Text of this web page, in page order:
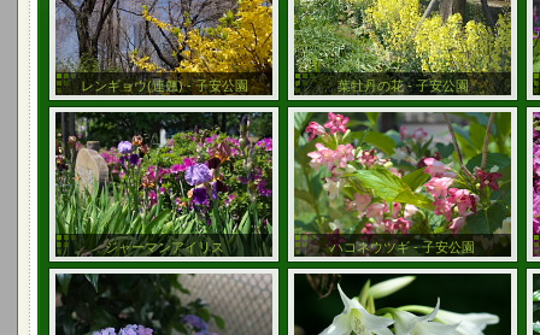
レンギョウ(連翹) - 子安公園 葉牡丹の花 - 子安公園
ジャーマンアイリス ハコネウツギ - 子安公園